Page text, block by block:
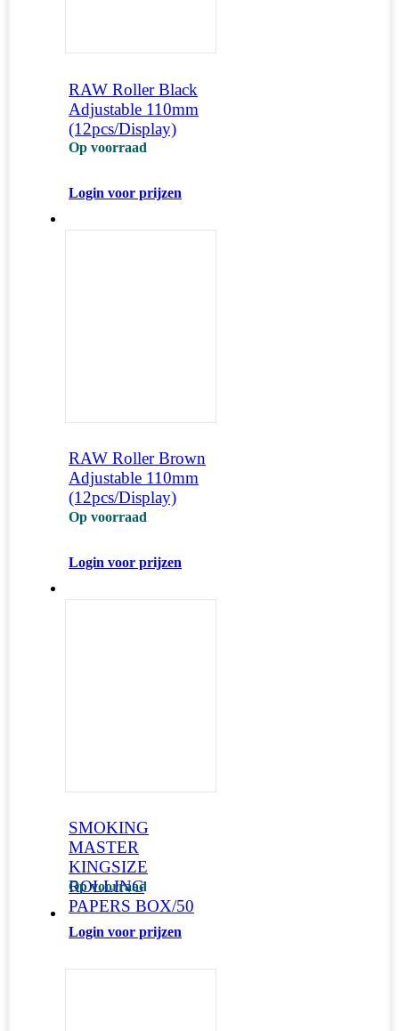
RAW Roller Black
Adjustable 110mm
(12pcs/Display)
Op voorraad
Login voor prijzen
RAW Roller Brown
Adjustable 110mm
(12pcs/Display)
Op voorraad
Login voor prijzen
SMOKING
MASTER
KINGSIZE
ROLLING
PAPERS BOX/50
Op voorraad
Login voor prijzen